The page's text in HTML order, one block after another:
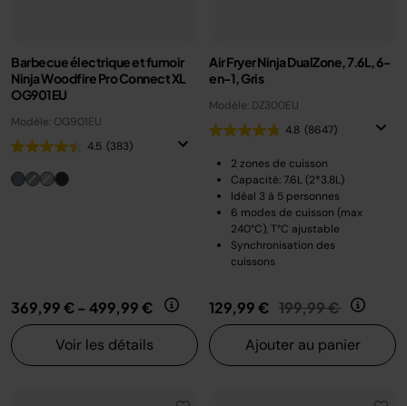
Barbecue électrique et fumoir
Ninja Woodfire Pro Connect XL
OG901EU
Modèle: OG901EU
4.5 (383)
369,99 €- 499,99 €
Voir les détails
Air Fryer Ninja DualZone, 7.6L, 6-
en-1, Gris
Modèle: DZ300EU
4.8 (8647)
2 zones de cuisson
Capacité: 7.6L (2*3.8L)
Idéal 3 à 5 personnes
6 modes de cuisson (max
240°C), T°C ajustable
Synchronisation des
cuissons
129,99 € Prix réduit de
199,99 € au
Ajouter au panier